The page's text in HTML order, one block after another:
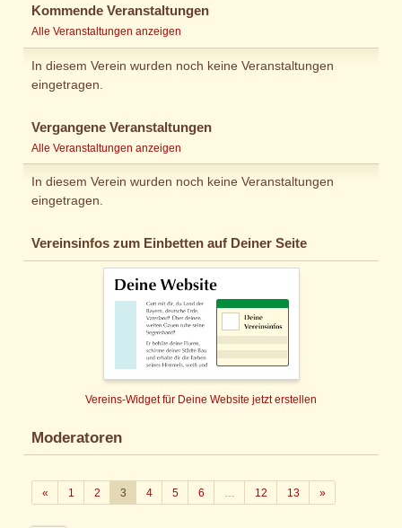
Kommende Veranstaltungen
Alle Veranstaltungen anzeigen
In diesem Verein wurden noch keine Veranstaltungen
eingetragen.
Vergangene Veranstaltungen
Alle Veranstaltungen anzeigen
In diesem Verein wurden noch keine Veranstaltungen
eingetragen.
Vereinsinfos zum Einbetten auf Deiner Seite
Vereins-Widget für Deine Website jetzt erstellen
Moderatoren
«Zurück
1 2 3 4 5 6 12 13 »Weiter